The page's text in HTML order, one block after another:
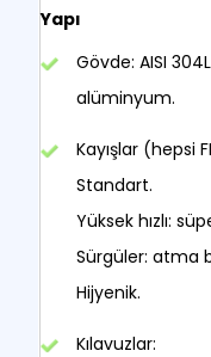
Yapı
Gövde: AISI
alüminyum.
Kayışlar (hepsi
Standart.
Yüksek hızlı:
Sürgüler: atma
Hijyenik.
Kılavuzlar: